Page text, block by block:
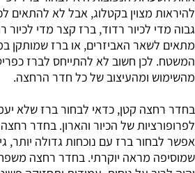
להיראות מצוין בקטלוג, אבל לא להתאים
גבוה מדי לכיור רדוד, ברז קצר מדי
מתאים לשאר האביזרים, או ברז שמותקן
המשטח. לכן חשוב לא להתייחס לברז
מהשימוש ומהעיצוב של כל חדר הרחצה.
בחדר רחצה קטן, כדאי לבחור ברז שלא
לפרופורציות של הכיור והארון. בחדר
אפשר לבחור ברז עם נוכחות גדולה יותר,
שמוסיפה מראה יוקרתי. בחדר רחצה